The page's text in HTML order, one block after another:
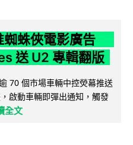
蜘蛛俠電影廣告
送 U2 專輯翻版
70 個市場車輛中控熒幕推送
啟動車輛即彈出通知，觸發
全文